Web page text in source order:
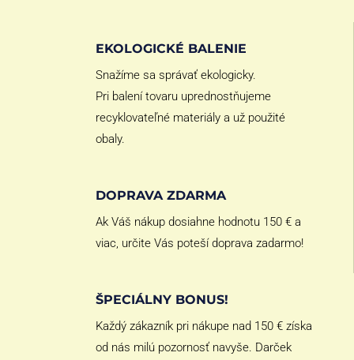
EKOLOGICKÉ BALENIE
Snažíme sa správať ekologicky.
Pri balení tovaru uprednostňujeme
recyklovateľné materiály a už použité
obaly.
DOPRAVA ZDARMA
Ak Váš nákup dosiahne hodnotu 150 € a
viac, určite Vás poteší doprava zadarmo!
ŠPECIÁLNY BONUS!
Každý zákazník pri nákupe nad 150 € získa
od nás milú pozornosť navyše. Darček